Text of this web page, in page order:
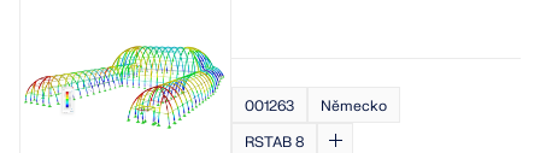
001263
Německo
RSTAB 8